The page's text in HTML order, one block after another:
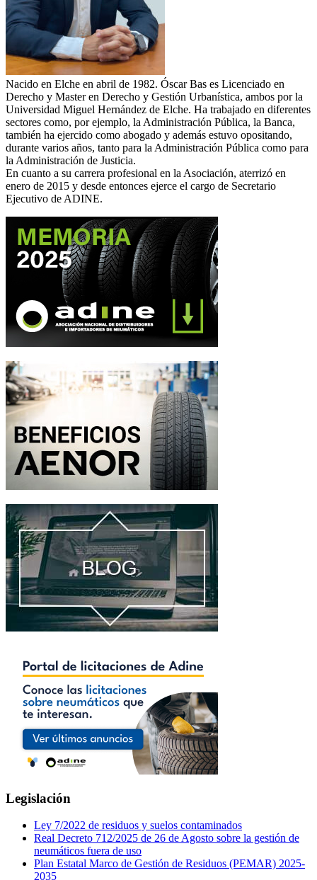
Nacido en Elche en abril de 1982. Óscar Bas es Licenciado en
Derecho y Master en Derecho y Gestión Urbanística, ambos por la
Universidad Miguel Hernández de Elche. Ha trabajado en diferentes
sectores como, por ejemplo, la Administración Pública, la Banca,
también ha ejercido como abogado y además estuvo opositando,
durante varios años, tanto para la Administración Pública como para
la Administración de Justicia.
En cuanto a su carrera profesional en la Asociación, aterrizó en
enero de 2015 y desde entonces ejerce el cargo de Secretario
Ejecutivo de ADINE.
Legislación
Ley 7/2022 de residuos y suelos contaminados
Real Decreto 712/2025 de 26 de Agosto sobre la gestión de
neumáticos fuera de uso
Plan Estatal Marco de Gestión de Residuos (PEMAR) 2025-
2035